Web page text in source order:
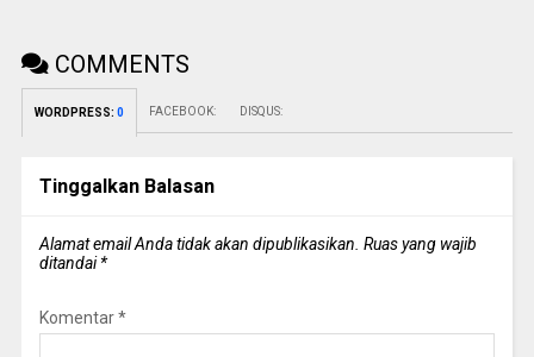
COMMENTS
WORDPRESS: 0 FACEBOOK: DISQUS:
Tinggalkan Balasan
Alamat email Anda tidak akan dipublikasikan. Ruas yang wajib
ditandai*
Komentar*